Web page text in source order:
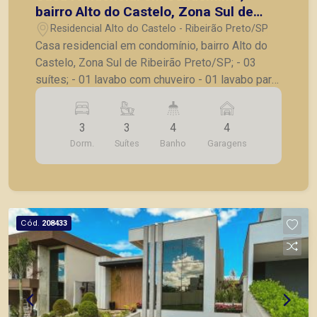
bairro Alto do Castelo, Zona Sul de
Ribeirão Preto/SP;
Residencial Alto do Castelo - Ribeirão Preto/SP
Casa residencial em condomínio, bairro Alto do
Castelo, Zona Sul de Ribeirão Preto/SP; - 03
suítes; - 01 lavabo com chuveiro - 01 lavabo para
piscina com chuveiro; - Sala para 02 ambientes; -
Área gourmet integrada; - Escritório completo; -
Cozinha completa em eletrodomésticos; - Área
de serviço rica em armários; - Depósito com
prateleiras em ardósia - Iluminação completa
vagas de garagem, sendo 02 cobertas e 02
descobertas. Também temos imóveis no Nova
Aliança, Jardim Botânico, Jardim Canadá, casas e
apartamentos próximos a mercados, farmácias,
escolas, além de pontos comerciais localizados
na Zona Sul.
3
Dorm.
3
Suítes
4
Banho
4
Garagens
Cód. 208433